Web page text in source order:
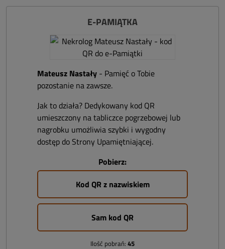
E-PAMIĄTKA
Mateusz Nastały - Pamięć o Tobie
pozostanie na zawsze.
Jak to działa? Dedykowany kod QR
umieszczony na tabliczce pogrzebowej lub
nagrobku umożliwia szybki i wygodny
dostęp do Strony Upamiętniającej.
Pobierz:
Kod QR z nazwiskiem
Sam kod QR
Ilość pobrań: 45